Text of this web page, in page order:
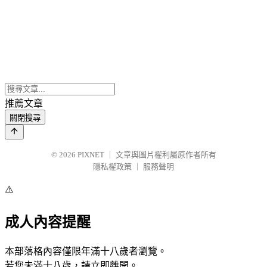
推薦文章
關閉搜尋
© 2026 PIXNET
文章與圖片權利屬原作者所有
隱私權政策
服務聲明
⚠️
成人內容提醒
本部落格內容僅限年滿十八歲者瀏覽。